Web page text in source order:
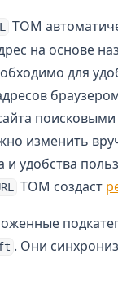
ТОМ
на основе
для
изменить
удобства
TOM создаст
. Они